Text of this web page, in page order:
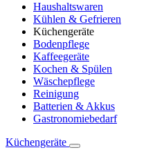
Haushaltswaren
Kühlen & Gefrieren
Küchengeräte
Bodenpflege
Kaffeegeräte
Kochen & Spülen
Wäschepflege
Reinigung
Batterien & Akkus
Gastronomiebedarf
Küchengeräte